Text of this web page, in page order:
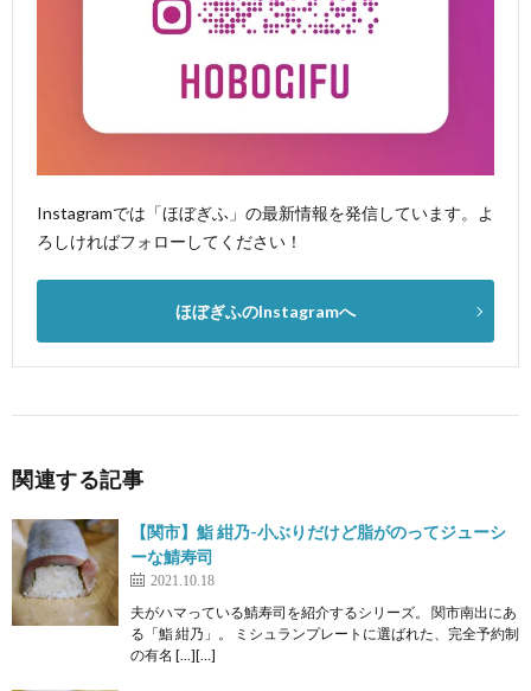
Instagramでは「ほぼぎふ」の最新情報を発信しています。よ
ろしければフォローしてください！
ほぼぎふのInstagramへ
関連する記事
【関市】鮨 紺乃-小ぶりだけど脂がのってジューシ
ーな鯖寿司
2021.10.18
夫がハマっている鯖寿司を紹介するシリーズ。 関市南出にあ
る「鮨 紺乃」。 ミシュランプレートに選ばれた、完全予約制
の有名 […][…]